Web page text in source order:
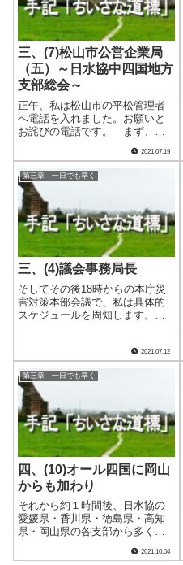
三、(7)松山市公営企業局
（五）～日水協中四国地方
支部総会～
正午、私は松山市の平松管理者
へ電話を入れました。お願いと
お詫びの電話です。 まず、お
会の件です。当初７月25日に松
山市での開催が予定されていた
のですが、この災害で８月への
延期が決まっていました。しか
も簡素化したう.....
2021.07.19
第三章 一日でも早く
三、(4)議会事務局長
そしてその後18時からの本庁災
害対策本部会議で、私は具体的
スケジュールを周知します。そ
の一つ年上の彼からは、発言を
剣な眼差しを感じます。 この
中松事務局長、.....
2021.07.12
第三章 一日でも早く
四、(10)オール四国に岡山
からも加わり
それから約１時間後、日水協の
愛媛県・香川県・徳島県・高知
県・岡山県の各支部から多くの
技術者が柿原水道本局に到着し
ました。翌日から始まる吉田全
2021.10.04